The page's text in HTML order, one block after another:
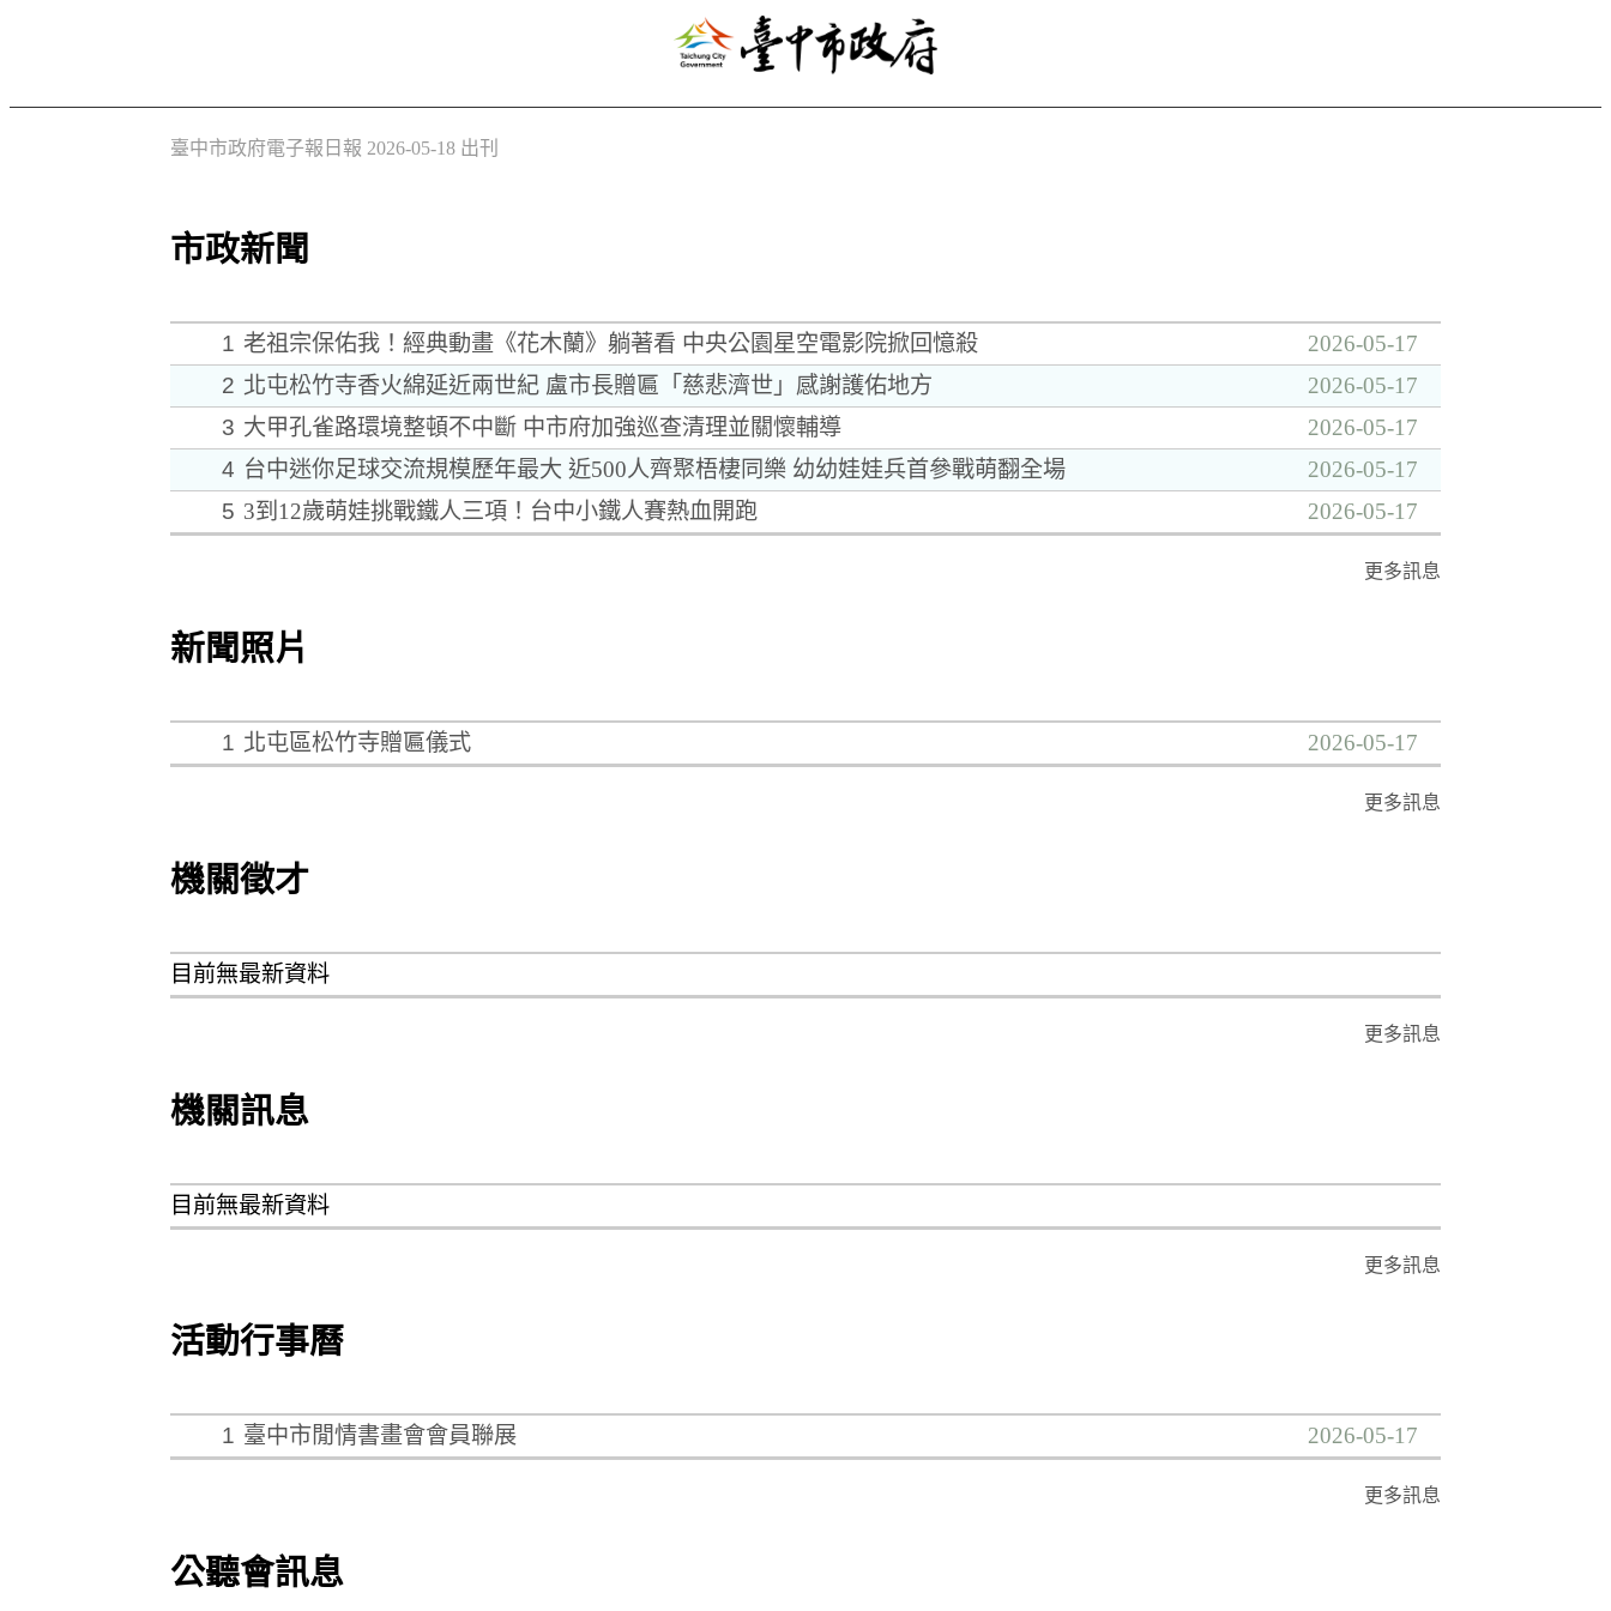
臺中市政府電子報日報 2026-05-18 出刊
市政新聞
1 老祖宗保佑我！經典動畫《花木蘭》躺著看 中央公園星空電影院掀回憶殺
2026-05-17
2 北屯松竹寺香火綿延近兩世紀 盧市長贈匾「慈悲濟世」感謝護佑地方
2026-05-17
3 大甲孔雀路環境整頓不中斷 中市府加強巡查清理並關懷輔導
2026-05-17
4 台中迷你足球交流規模歷年最大 近500人齊聚梧棲同樂 幼幼娃娃兵首參戰萌翻全場
2026-05-17
5 3到12歲萌娃挑戰鐵人三項！台中小鐵人賽熱血開跑 2026-05-17
更多訊息
新聞照片
1 北屯區松竹寺贈匾儀式 2026-05-17
更多訊息
機關徵才
目前無最新資料
更多訊息
機關訊息
目前無最新資料
更多訊息
活動行事曆
1 臺中市閒情書畫會會員聯展 2026-05-17
更多訊息
公聽會訊息